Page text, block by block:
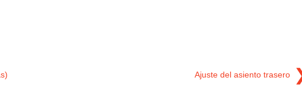
Ajuste del asiento trasero